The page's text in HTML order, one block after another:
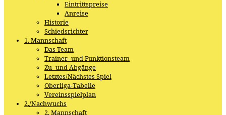
Eintrittspreise
Anreise
Historie
Schiedsrichter
1. Mannschaft
Das Team
Trainer- und Funktionsteam
Zu- und Abgänge
Letztes/Nächstes Spiel
Oberliga-Tabelle
Vereinsspielplan
2./Nachwuchs
2. Mannschaft